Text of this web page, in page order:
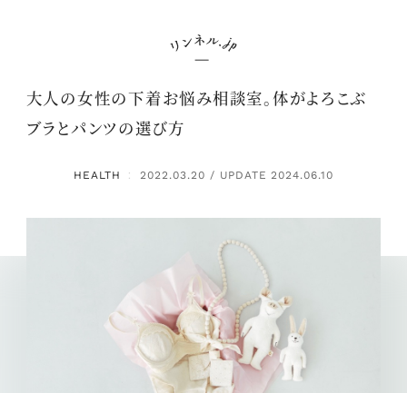
大人の女性の下着お悩み相談室。体がよろこぶ
ブラとパンツの選び方
HEALTH ： 2022.03.20 / UPDATE 2024.06.10